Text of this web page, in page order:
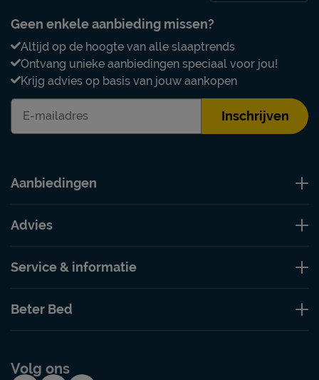
Geen enkele aanbieding missen?
Altijd op de hoogte van alle slaaptrends
Ontvang unieke aanbiedingen speciaal voor jou!
Krijg advies op basis van jouw aankopen
Inschrijven
Aanbiedingen
Advies
Service & informatie
Beter Bed
Volg ons